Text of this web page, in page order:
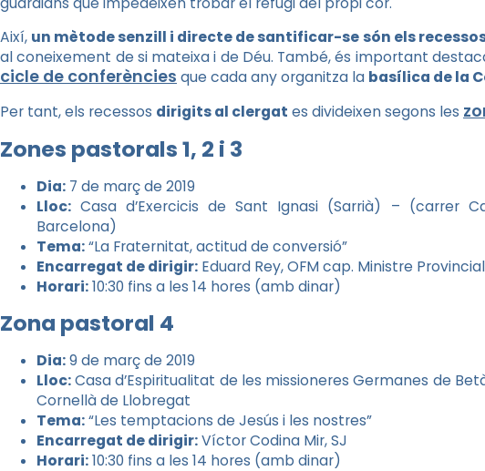
Així, un mètode senzill i directe de santificar-se són els
al coneixement de si mateixa i de Déu. També, és important
cicle de conferències que cada any organitza la basílica de la
Per tant, els recessos dirigits al clergat es divideixen segons les
Zones pastorals 1, 2 i 3
Dia: 7 de març de 2019
Lloc: Casa d’Exercicis de Sant Ignasi (Sarrià) – (carrer
Barcelona)
Tema:“La Fraternitat, actitud de conversió”
Encarregat de dirigir: Eduard Rey, OFM cap. Ministre
Horari:10:30 fins a les 14 hores (amb dinar)
Zona pastoral 4
Dia:9 de març de 2019
Lloc:Casa d’Espiritualitat de les missioneres Germanes de
Cornellà de Llobregat
Tema:“Les temptacions de Jesús i les nostres”
Encarregat de dirigir:Víctor Codina Mir, SJ
Horari:10:30 fins a les 14 hores (amb dinar)